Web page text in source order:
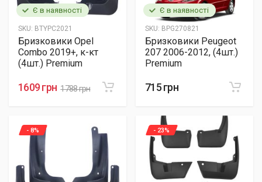
Є в наявності
SKU: BTYPC2021
Бризковики Opel
Combo 2019+, к-кт
(4шт.) Premium
1609 грн 1788 грн
Є в наявності
SKU: BPG270821
Бризковики Peugeot
207 2006-2012, (4шт.)
Premium
715 грн
- 8% - 23%